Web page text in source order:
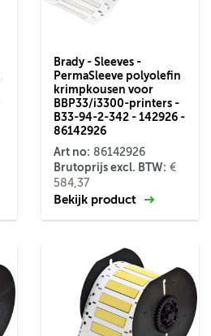
Brady - Sleeves -
PermaSleeve polyolefin
krimpkousen voor
BBP33/i3300-printers -
B33-94-2-342 - 142926 -
86142926
Art no: 86142926
Brutoprijs excl. BTW: €
584,37
Bekijk product